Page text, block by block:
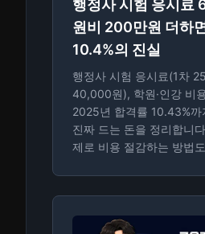
행정사 시험 응시료
원비 200만원 더하
10.4%의 진실
행정사 시험 응시료(1차
40,000원), 학원·인강 비
2025년 합격률 10.43%
진짜 드는 돈을 정리합니
제로 비용 절감하는 방법